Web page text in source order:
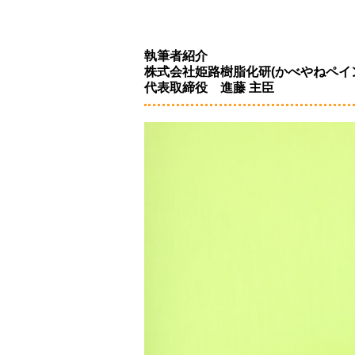
執筆者紹介
株式会社姫路樹脂化研(かべやねペ
代表取締役 進藤 主臣